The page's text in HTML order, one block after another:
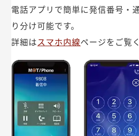
電話アプリで簡単に発信番号・
り分け可能です。
詳細はスマホ内線ページをご覧